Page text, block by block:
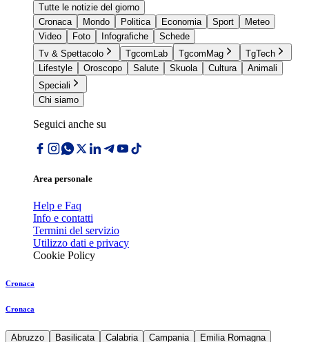
Tutte le notizie del giorno
Cronaca
Mondo Politica Economia Sport
Meteo
Video
Foto Infografiche
Schede
Tv & Spettacolo
TgcomLab TgcomMag
TgTech
Lifestyle
Oroscopo Salute Skuola Cultura
Animali
Speciali
Chi siamo
Seguici anche su
Area personale
Help e Faq
Info e contatti
Termini del servizio
Utilizzo dati e privacy
Cookie Policy
Cronaca
Cronaca
Abruzzo Basilicata Calabria Campania
Emilia Romagna